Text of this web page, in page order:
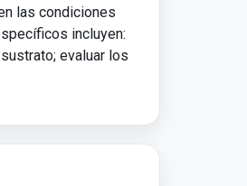
las condiciones
incluyen:
evaluar los